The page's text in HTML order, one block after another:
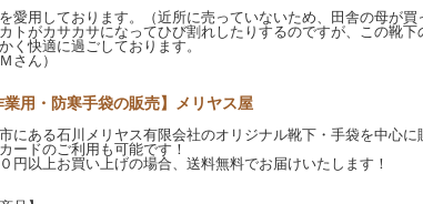
愛用しております。（近所に売っていないため、田舎の母が買
トがカサカサになってひび割れしたりするのですが、この靴
く快適に過ごしております。
さん）
業用・防寒手袋の販売】メリヤス屋
にある石川メリヤス有限会社のオリジナル靴下・手袋を中心
ードのご利用も可能です！
円以上お買い上げの場合、送料無料でお届けいたします！